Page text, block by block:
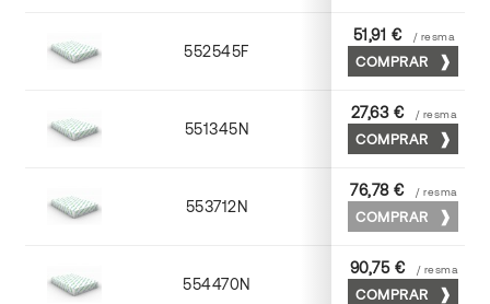
552545F 45 x 64
51,91 € / resma
COMPRAR
551345N 45 x 64
27,63 € / resma
COMPRAR
553712N 72 x 102
76,78 € / resma
COMPRAR
554470N 70 x 100
90,75 € / resma
COMPRAR